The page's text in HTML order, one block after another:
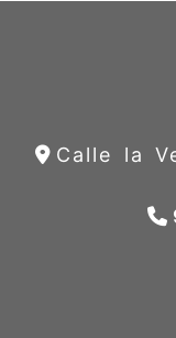
Calle la